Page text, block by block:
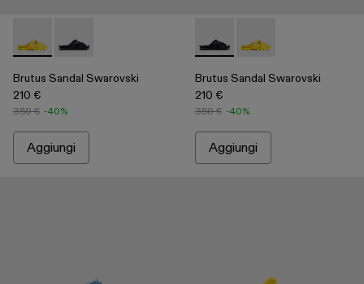
Brutus Sandal Swarovski - A500009-002 - Yellow
Brutus Sandal Swarovski - A500009-001 - Black
Brutus Sandal Swarovski
210 €
350 € -40%
Aggiungi
Brutus Sandal Swarovski -
Brutus Sandal
Brutus Sandal Swarovski
210 €
350 € -40%
Aggiungi